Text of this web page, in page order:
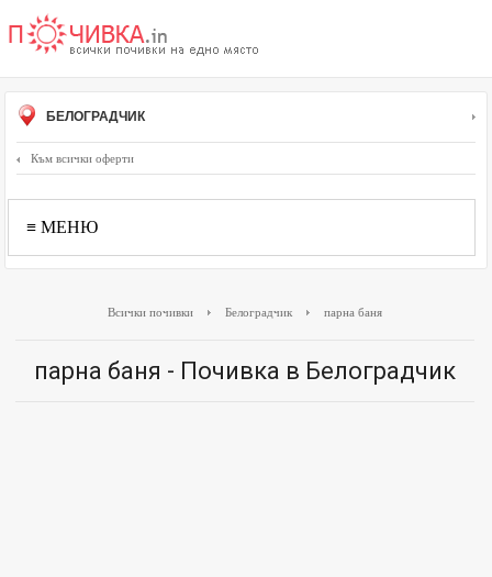
БЕЛОГРАДЧИК
Към всички оферти
≡ МЕНЮ
Всички почивки Белоградчик парна баня
парна баня - Почивка в Белоградчик